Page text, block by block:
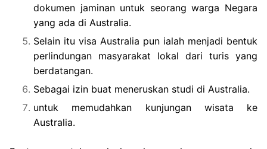
dokumen jaminan untuk seorang warga Negara
yang ada di Australia.
Selain itu visa Australia pun ialah menjadi bentuk
perlindungan masyarakat lokal dari turis yang
berdatangan.
Sebagai izin buat meneruskan studi di Australia.
untuk memudahkan kunjungan wisata ke
Australia.